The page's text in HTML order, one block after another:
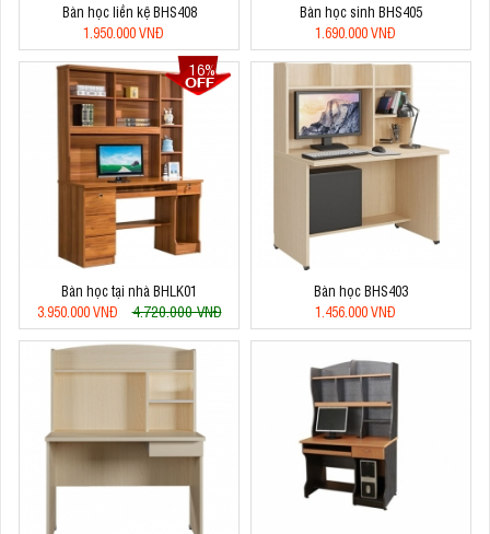
Bàn học liền kệ BHS408
1.950.000 VNĐ
Bàn học sinh BHS405
1.690.000 VNĐ
16%
Bàn học tại nhà BHLK01
3.950.000 VNĐ
4.720.000 VNĐ
Bàn học BHS403
1.456.000 VNĐ